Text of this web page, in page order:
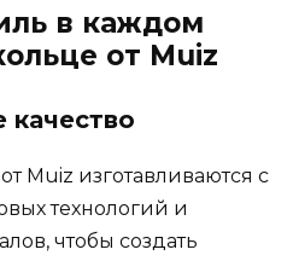
в каждом
от Muiz
качество
Muiz изготавливаются с
технологий и
чтобы создать